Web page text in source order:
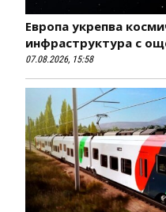
Европа укрепва
инфраструктура с
07.08.2026, 15:58